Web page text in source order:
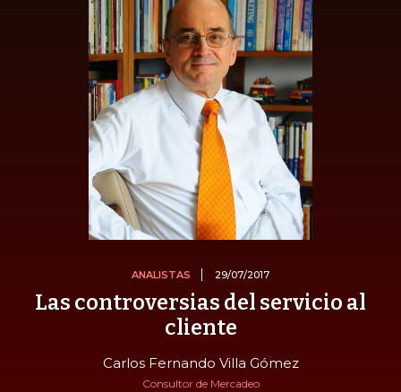
ANALISTAS 29/07/2017
Las controversias del servicio al
cliente
Carlos Fernando Villa Gómez
Consultor de Mercadeo